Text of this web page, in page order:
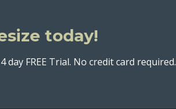
today!
FREE Trial. No credit card required.